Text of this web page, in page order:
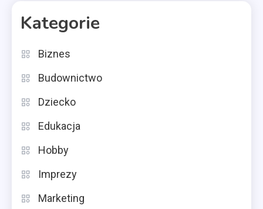
Kategorie
Biznes
Budownictwo
Dziecko
Edukacja
Hobby
Imprezy
Marketing